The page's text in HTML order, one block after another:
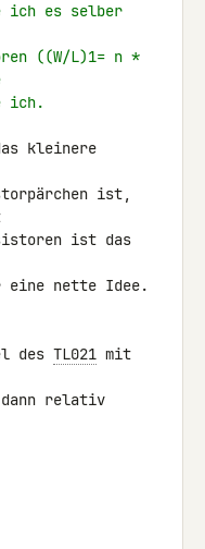
ich es selber
((W/L)1= n *
ich.
kleinere
ist,
ist das
eine nette Idee.
des TL021 mit
relativ